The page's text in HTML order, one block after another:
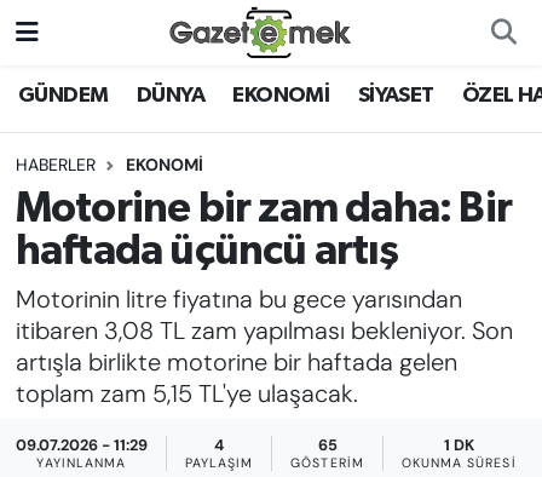
GÜNDEM DÜNYA EKONOMİ SİYASET ÖZEL
HABERLER EKONOMİ
Motorine bir zam daha: Bir
haftada üçüncü artış
Motorinin litre fiyatına bu gece yarısından
itibaren 3,08 TL zam yapılması bekleniyor. Son
artışla birlikte motorine bir haftada gelen
toplam zam 5,15 TL'ye ulaşacak.
09.07.2026 - 11:29
YAYINLANMA
4
PAYLAŞIM
65
GÖSTERIM
1 DK
OKUNMA SÜRESI
DÜNYA
EKONOMİ
EMEK HABERLERİ
YENİ MEDYADA EMEK
GAZETECİLİĞİNİ GELİŞTİRMEK
FAYDALI BİLGİLER
Nöbetçi Eczaneler
Hava Durumu
İstanbul Namaz Vakitleri
Trafik Durumu
Süper Lig Puan Durumu ve Fikstür
Tüm Manşetler
Son Dakika Haberleri